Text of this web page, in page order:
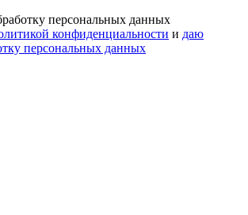
персональных данных
конфиденциальности и даю
персональных данных